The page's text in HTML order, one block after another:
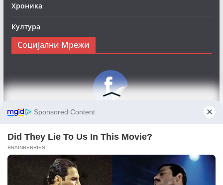
Хроника
Култура
Социјални Мрежи
Следете нè на Фејсбук за да сте во тек со најновите
вести:
Objektivno24.mk